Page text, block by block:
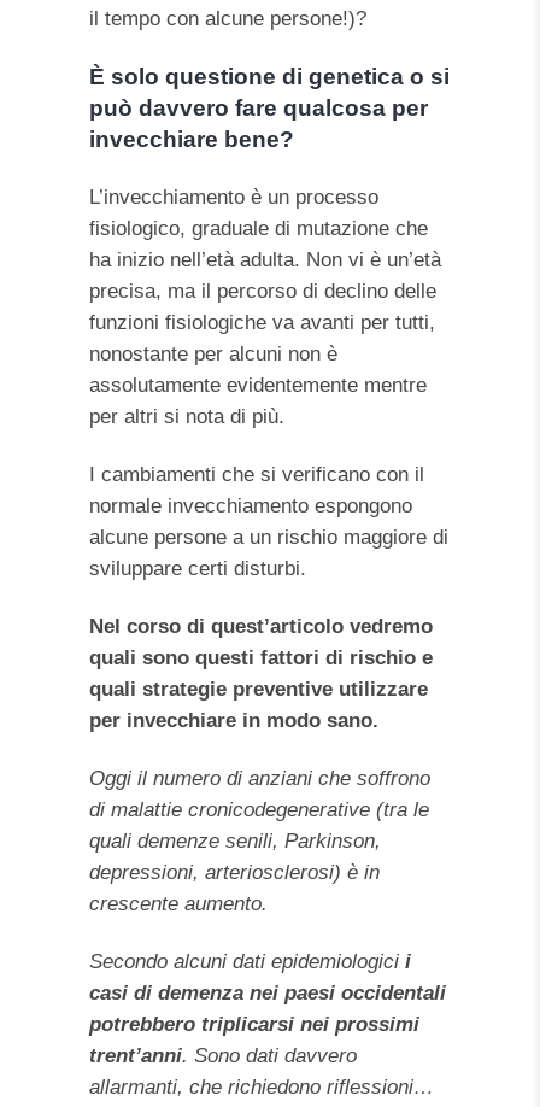
il tempo con alcune persone!)?
È solo questione di genetica o si
può davvero fare qualcosa per
invecchiare bene?
L’invecchiamento è un processo
fisiologico, graduale di mutazione che
ha inizio nell’età adulta. Non vi è un’età
precisa, ma il percorso di declino delle
funzioni fisiologiche va avanti per tutti,
nonostante per alcuni non è
assolutamente evidentemente mentre
per altri si nota di più.
I cambiamenti che si verificano con il
normale invecchiamento espongono
alcune persone a un rischio maggiore di
sviluppare certi disturbi.
Nel corso di quest’articolo vedremo
quali sono questi fattori di rischio e
quali strategie preventive utilizzare
per invecchiare in modo sano.
Oggi il numero di anziani che soffrono
di malattie cronicodegenerative (tra le
quali demenze senili, Parkinson,
depressioni, arteriosclerosi) è in
crescente aumento.
Secondo alcuni dati epidemiologici i
casi di demenza nei paesi occidentali
potrebbero triplicarsi nei prossimi
trent’anni. Sono dati davvero
allarmanti, che richiedono riflessioni…